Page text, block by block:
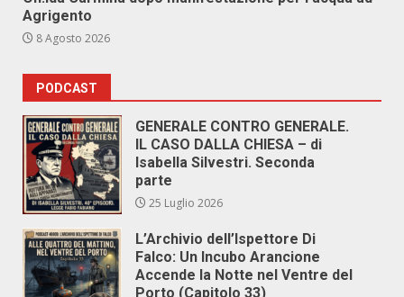
Agrigento
8 Agosto 2026
PODCAST
GENERALE CONTRO GENERALE.
IL CASO DALLA CHIESA – di
Isabella Silvestri. Seconda
parte
25 Luglio 2026
L’Archivio dell’Ispettore Di
Falco: Un Incubo Arancione
Accende la Notte nel Ventre del
Porto (Capitolo 33)